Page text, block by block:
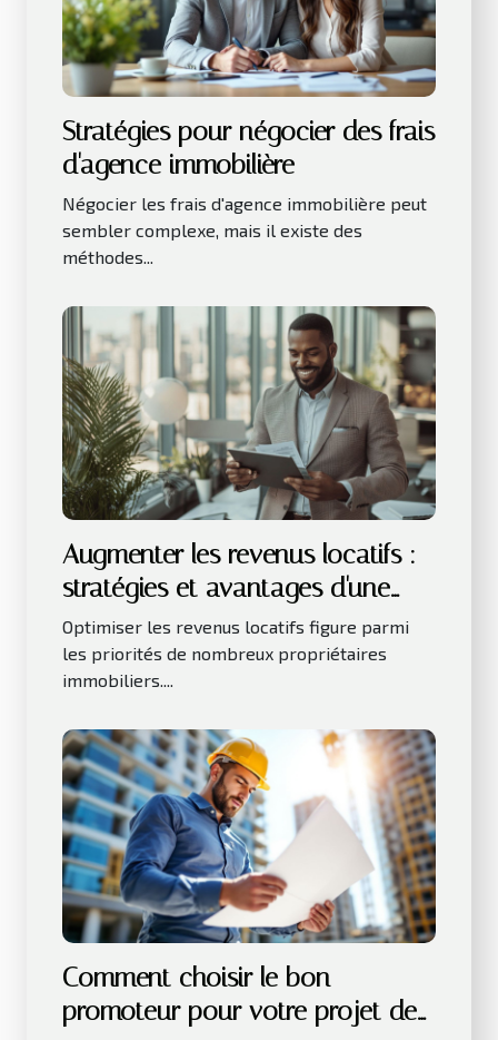
Stratégies pour négocier des frais
d'agence immobilière
Négocier les frais d'agence immobilière peut
sembler complexe, mais il existe des
méthodes...
Augmenter les revenus locatifs :
stratégies et avantages d'une
gestion déléguée ?
Optimiser les revenus locatifs figure parmi
les priorités de nombreux propriétaires
immobiliers....
Comment choisir le bon
promoteur pour votre projet de